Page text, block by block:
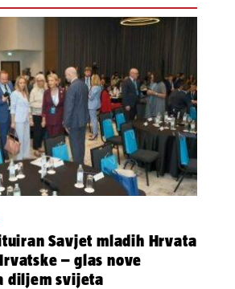
Savjet mladih Hrvata
– glas nove
diljem svijeta